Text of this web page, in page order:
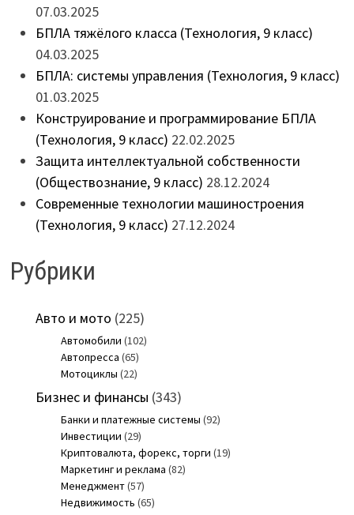
07.03.2025
БПЛА тяжёлого класса (Технология, 9 класс)
04.03.2025
БПЛА: системы управления (Технология, 9 класс)
01.03.2025
Конструирование и программирование БПЛА
(Технология, 9 класс) 22.02.2025
Защита интеллектуальной собственности
(Обществознание, 9 класс) 28.12.2024
Современные технологии машиностроения
(Технология, 9 класс) 27.12.2024
Рубрики
Авто и мото (225)
Автомобили (102)
Автопресса (65)
Мотоциклы (22)
Бизнес и финансы (343)
Банки и платежные системы (92)
Инвестиции (29)
Криптовалюта, форекс, торги (19)
Маркетинг и реклама (82)
Менеджмент(57)
Недвижимость (65)